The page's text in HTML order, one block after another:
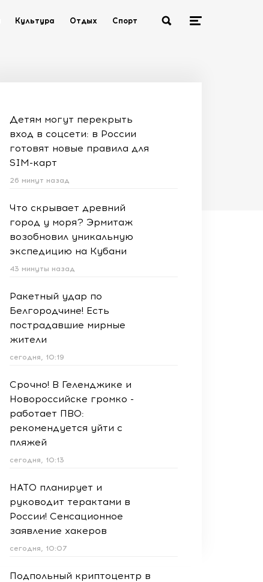
Культура Отдых Спорт
Детям могут перекрыть
вход в соцсети: в России
готовят новые правила для
SIM-карт
26 минут назад
Что скрывает древний
город у моря? Эрмитаж
возобновил уникальную
экспедицию на Кубани
43 минуты назад
Ракетный удар по
Белгородчине! Есть
пострадавшие мирные
жители
сегодня, 10:19
Срочно! В Геленджике и
Новороссийске громко -
работает ПВО:
рекомендуется уйти с
пляжей
сегодня, 10:13
НАТО планирует и
руководит терактами в
России! Сенсационное
заявление хакеров
сегодня, 10:07
Подпольный криптоцентр в